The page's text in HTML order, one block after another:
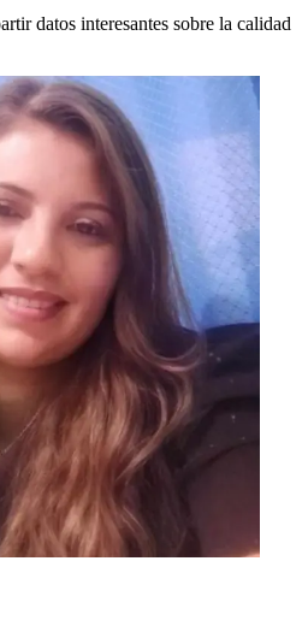
datos interesantes sobre la calidad